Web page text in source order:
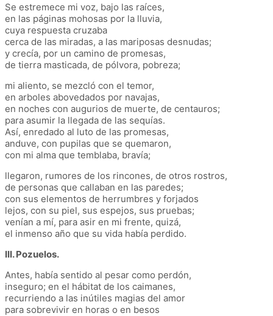
Se estremece mi voz, bajo las raíces,
en las páginas mohosas por la lluvia,
cuya respuesta cruzaba
cerca de las miradas, a las mariposas desnudas;
y crecía, por un camino de promesas,
de tierra masticada, de pólvora, pobreza;
mi aliento, se mezcló con el temor,
en arboles abovedados por navajas,
en noches con augurios de muerte, de centauros;
para asumir la llegada de las sequías.
Así, enredado al luto de las promesas,
anduve, con pupilas que se quemaron,
con mi alma que temblaba, bravía;
llegaron, rumores de los rincones, de otros rostros,
de personas que callaban en las paredes;
con sus elementos de herrumbres y forjados
lejos, con su piel, sus espejos, sus pruebas;
venían a mí, para asir en mi frente, quizá,
el inmenso año que su vida había perdido.
III. Pozuelos.
Antes, había sentido al pesar como perdón,
inseguro; en el hábitat de los caimanes,
recurriendo a las inútiles magias del amor
para sobrevivir en horas o en besos